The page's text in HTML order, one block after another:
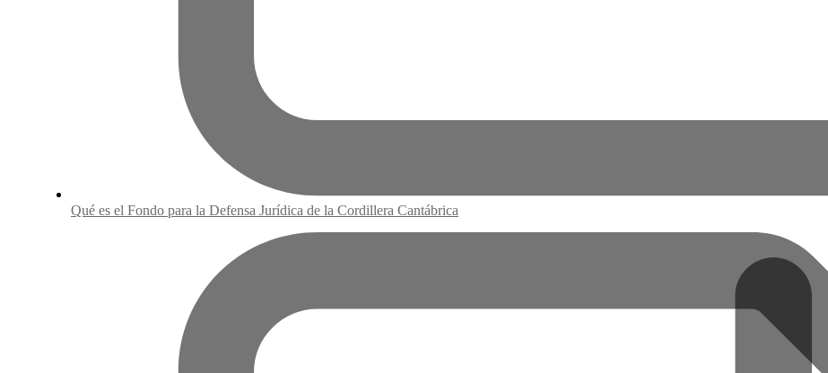
Qué es el Fondo para la Defensa Jurídica de la Cordillera Cantábrica